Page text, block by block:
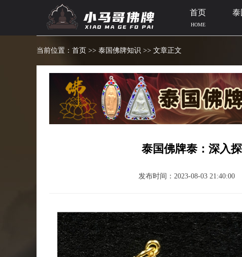
首页
HOME
泰
当前位置： 首页 >> 泰国佛牌知识 >> 文章正文
泰国佛牌泰：深入
发布时间：2023-08-03 21:40:00